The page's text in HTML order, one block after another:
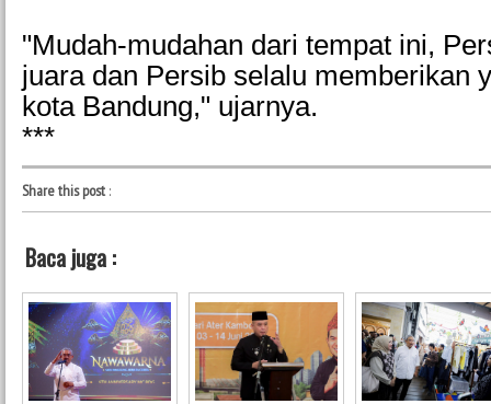
"Mudah-mudahan dari tempat ini,
juara dan Persib selalu memberikan
kota Bandung," ujarnya.
***
Share this post:
Baca juga :